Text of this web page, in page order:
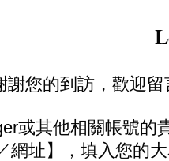
您的到訪，歡迎留
或其他相關帳號的
網址】，填入您的